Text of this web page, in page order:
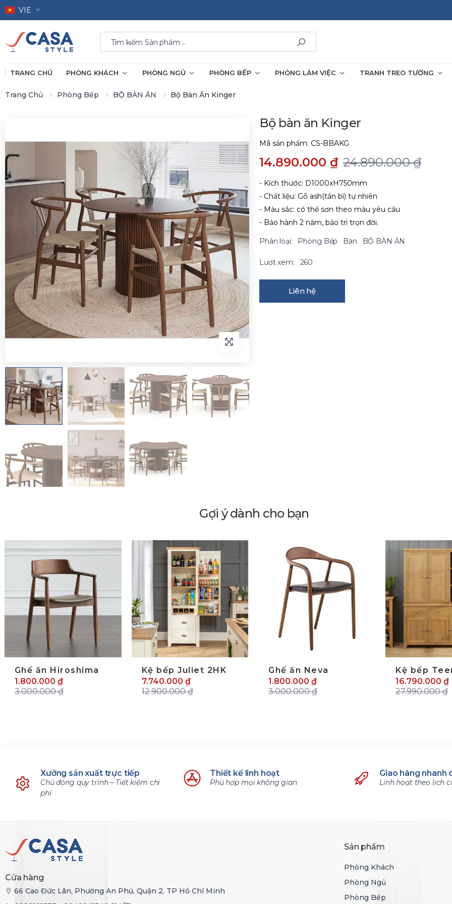
VIE
Search
TRANG CHỦ PHÒNG KHÁCH PHÒNG NGỦ PHÒNG BẾP PHÒNG LÀM VIỆC TRANH TREO TƯỜNG
Trang Chủ Phòng Bếp BỘ BÀN ĂN Bộ Bàn Ăn Kinger
Bộ bàn ăn Kinger
Mã sản phẩm: CS-BBAKG
14.890.000 ₫ 24.890.000 ₫
- Kích thước: D1000xH750mm
- Chất liệu: Gỗ ash(tần bì) tự nhiên
- Màu sắc: có thể sơn theo màu yêu cầu
- Bảo hành 2 năm, bảo trì trọn đời.
Phân loại: Phòng Bếp Bàn BỘ BÀN ĂN
Lượt xem: 260
Liên hệ
Gợi ý dành cho bạn
Ghế ăn Hiroshima
1.800.000 ₫
3.000.000 ₫
Kệ bếp Juliet 2HK
7.740.000 ₫
12.900.000 ₫
Ghế ăn Neva
1.800.000 ₫
3.000.000 ₫
Kệ bếp
16.790.000 ₫
27.990.000 ₫
trước
Xưởng sản xuất trực tiếp
Chủ động quy trình – Tiết kiệm chi
phí
Thiết kế linh hoạt
Phù hợp mọi không gian
Giao hàng nhanh
Linh hoạt theo lịch
Cửa hàng
66 Cao Đức Lân, Phường An Phú, Quận 2, TP Hồ Chí Minh
Sản phẩm
Phòng Khách
Phòng Ngủ
Phòng Bếp